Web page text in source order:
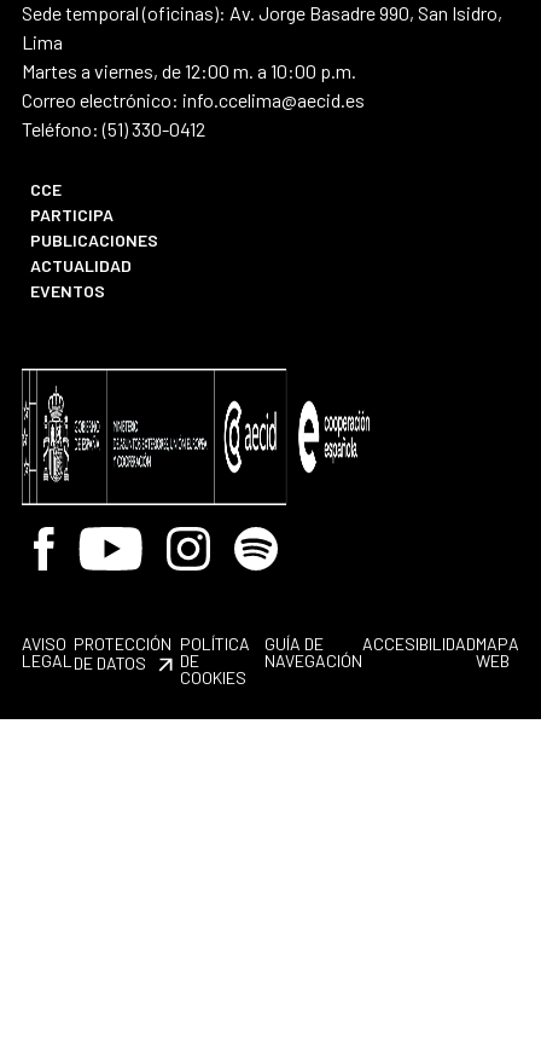
Sede temporal (oficinas): Av. Jorge Basadre 990, San Isidro,
Lima
Martes a viernes, de 12:00 m. a 10:00 p.m.
Correo electrónico: info.ccelima@aecid.es
Teléfono: (51) 330-0412
CCE
PARTICIPA
PUBLICACIONES
ACTUALIDAD
EVENTOS
Facebook
Youtube InstagramSpotify
AVISO
LEGAL
PROTECCIÓN
DE DATOS
POLÍTICA
DE
COOKIES
GUÍA DE
NAVEGACIÓN
ACCESIBILIDADMAPA
WEB